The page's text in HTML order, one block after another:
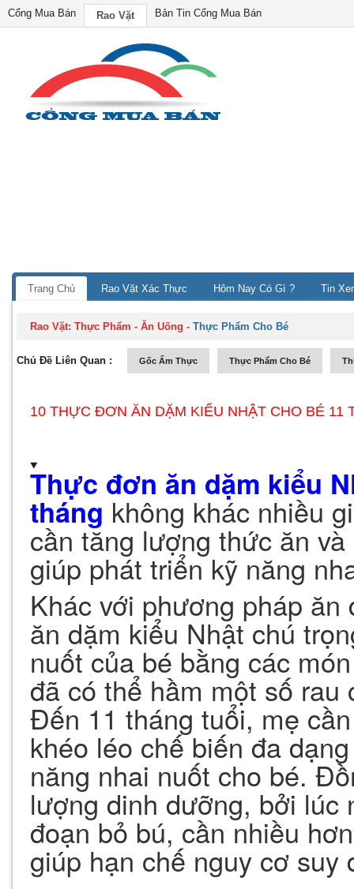
Cổng Mua Bán Rao Vặt Bản Tin Cổng Mua Bán
Trang Chủ Rao Vặt Xác Thực Hôm Nay Có Gì ? Tin
Rao Vặt:Thực Phẩm - Ăn Uống -Thực Phẩm Cho Bé
Chủ Đề Liên Quan : Gốc Ẩm Thực Thực Phẩm Cho Bé
10 THỰC ĐƠN ĂN DẶM KIỂU NHẬT CHO BÉ 11
Thực đơn ăn dặm kiểu
tháng không khác nhiều
cần tăng lượng thức ăn
giúp phát triển kỹ năng
Khác với phương pháp
ăn dặm kiểu Nhật chú
nuốt của bé bằng các
đã có thể hầm một số
Đến 11 tháng tuổi, mẹ
khéo léo chế biến đa
năng nhai nuốt cho bé.
lượng dinh dưỡng, bởi lúc
đoạn bỏ bú, cần nhiều
giúp hạn chế nguy cơ